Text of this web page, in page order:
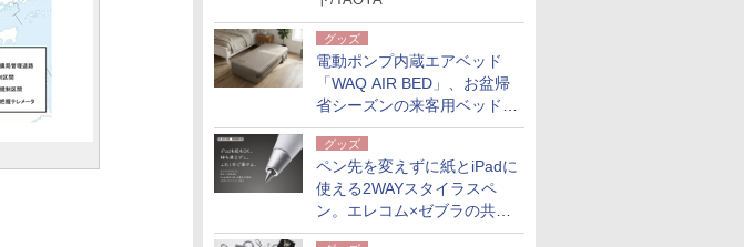
グッズ
電動ポンプ内蔵エアベッド
「WAQ AIR BED」、お盆帰
省シーズンの来客用ベッドに
も。使用後は収納バッグでコ
ンパクトに保管
グッズ
ペン先を変えずに紙とiPadに
使える2WAYスタイラスペ
ン。エレコム×ゼブラの共同
開発